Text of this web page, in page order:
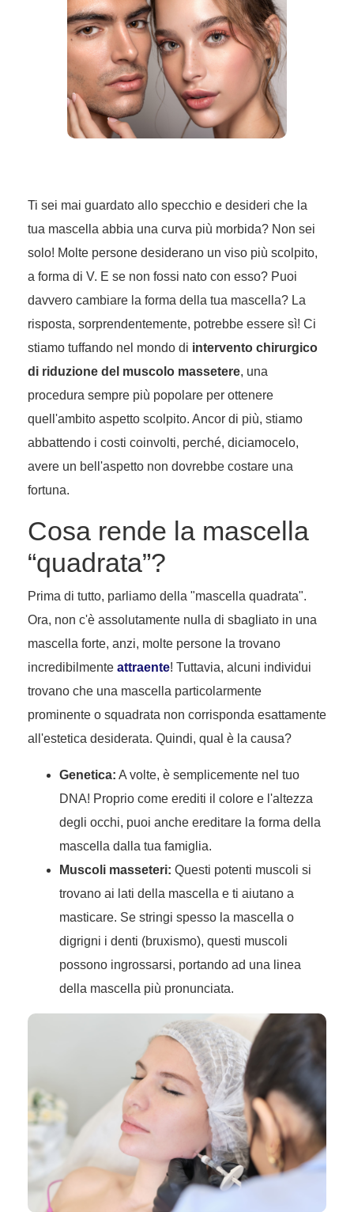
Ti sei mai guardato allo specchio e desideri che la
tua mascella abbia una curva più morbida? Non sei
solo! Molte persone desiderano un viso più scolpito,
a forma di V. E se non fossi nato con esso? Puoi
davvero cambiare la forma della tua mascella? La
risposta, sorprendentemente, potrebbe essere sì! Ci
stiamo tuffando nel mondo di intervento chirurgico
di riduzione del muscolo massetere, una
procedura sempre più popolare per ottenere
quell'ambito aspetto scolpito. Ancor di più, stiamo
abbattendo i costi coinvolti, perché, diciamocelo,
avere un bell'aspetto non dovrebbe costare una
fortuna.
Cosa rende la mascella
“quadrata”?
Prima di tutto, parliamo della "mascella quadrata".
Ora, non c'è assolutamente nulla di sbagliato in una
mascella forte, anzi, molte persone la trovano
incredibilmente attraente! Tuttavia, alcuni individui
trovano che una mascella particolarmente
prominente o squadrata non corrisponda esattamente
all'estetica desiderata. Quindi, qual è la causa?
Genetica: A volte, è semplicemente nel tuo
DNA! Proprio come erediti il colore e l'altezza
degli occhi, puoi anche ereditare la forma della
mascella dalla tua famiglia.
Muscoli masseteri: Questi potenti muscoli si
trovano ai lati della mascella e ti aiutano a
masticare. Se stringi spesso la mascella o
digrigni i denti (bruxismo), questi muscoli
possono ingrossarsi, portando ad una linea
della mascella più pronunciata.